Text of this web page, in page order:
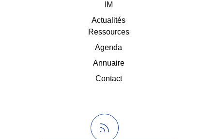
IM
Actualités
Ressources
Agenda
Annuaire
Contact